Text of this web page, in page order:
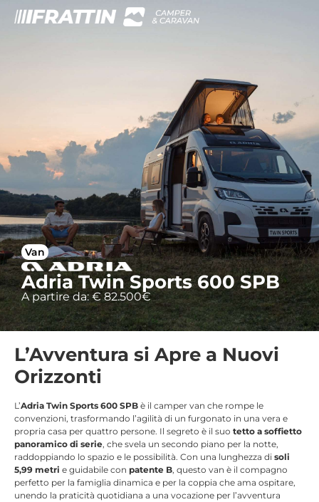
Van
Adria Twin Sports 600 SPB
A partire da: € 82.500€
L’Avventura si Apre a Nuovi
Orizzonti
L’Adria Twin Sports 600 SPB è il camper van che rompe le
convenzioni, trasformando l’agilità di un furgonato in una vera e
propria casa per quattro persone. Il segreto è il suo tetto a soffietto
panoramico di serie, che svela un secondo piano per la notte,
raddoppiando lo spazio e le possibilità. Con una lunghezza di soli
5,99 metri e guidabile con patente B, questo van è il compagno
perfetto per la famiglia dinamica e per la coppia che ama ospitare,
unendo la praticità quotidiana a una vocazione per l’avventura